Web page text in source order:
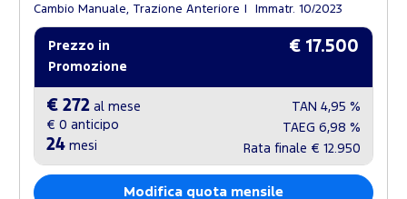
Cambio Manuale, Trazione Anteriore
Immatr. 10/2023
Prezzo in
Promozione
€ 17.500
€ 272 al mese
€ 0 anticipo
24 mesi
TAN 4,95 %
TAEG 6,98 %
Rata finale € 12.950
Modifica quota mensile